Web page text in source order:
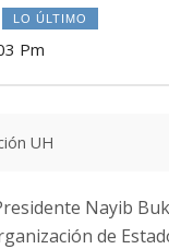
LO ÚLTIMO
Pm
UH
Nayib
de